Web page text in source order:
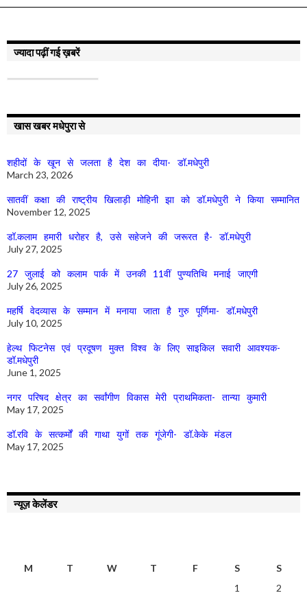
ज्यादा पढ़ीं गई ख़बरें
खास खबर मधेपुरा से
शहीदों के खून से जलता है देश का दीया- डॉ.मधेपुरी
March 23, 2026
सातवीं कक्षा की राष्ट्रीय खिलाड़ी मोहिनी झा को डॉ.मधेपुरी ने किया सम्मानित
November 12, 2025
डॉ.कलाम हमारी धरोहर है, उसे सहेजने की जरूरत है- डॉ.मधेपुरी
July 27, 2025
27 जुलाई को कलाम पार्क में उनकी 11वीं पुण्यतिथि मनाई जाएगी
July 26, 2025
महर्षि वेदव्यास के सम्मान में मनाया जाता है गुरु पूर्णिमा- डॉ.मधेपुरी
July 10, 2025
हेल्थ फिटनेस एवं प्रदूषण मुक्त विश्व के लिए साइकिल सवारी आवश्यक-
डॉ.मधेपुरी
June 1, 2025
नगर परिषद क्षेत्र का सर्वांगीण विकास मेरी प्राथमिकता- तान्या कुमारी
May 17, 2025
डॉ.रवि के सत्कर्मों की गाथा युगों तक गूंजेगी- डॉ.केके मंडल
May 17, 2025
न्यूज़ केलेंडर
M T W T F S
S
1
2